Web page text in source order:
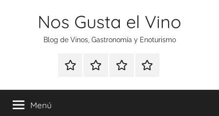
Nos Gusta el Vino
Blog de Vinos, Gastronomía y Enoturismo
Especial
Tonics
Enoturismo
Gastronomía
RankingContacto
Menú